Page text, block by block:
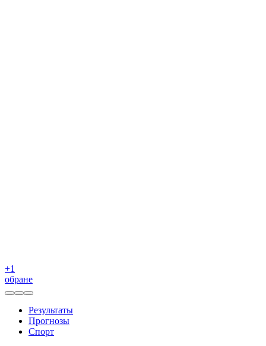
+1
обране
Результаты
Прогнозы
Спорт